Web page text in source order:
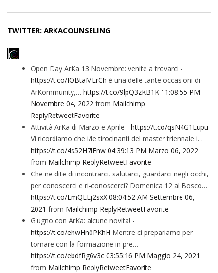
TWITTER: ARKACOUNSELING
Open Day ArKa 13 Novembre: venite a trovarci -
https://t.co/IOBtaMErCh è una delle tante occasioni di
ArKommunity,… https://t.co/9lpQ3zKB1K 11:08:55 PM
Novembre 04, 2022 from Mailchimp
ReplyRetweetFavorite
Attività ArKa di Marzo e Aprile - https://t.co/qsN4G1Lupu
Vi ricordiamo che i/le tirocinanti del master triennale i…
https://t.co/4s52H7lEnw 04:39:13 PM Marzo 06, 2022
from Mailchimp ReplyRetweetFavorite
Che ne dite di incontrarci, salutarci, guardarci negli occhi,
per conoscerci e ri-conoscerci? Domenica 12 al Bosco…
https://t.co/EmQELj2sxX 08:04:52 AM Settembre 06,
2021 from Mailchimp ReplyRetweetFavorite
Giugno con ArKa: alcune novità! -
https://t.co/ehwHn0PKhH Mentre ci prepariamo per
tornare con la formazione in pre…
https://t.co/ebdfRg6v3c 03:55:16 PM Maggio 24, 2021
from Mailchimp ReplyRetweetFavorite